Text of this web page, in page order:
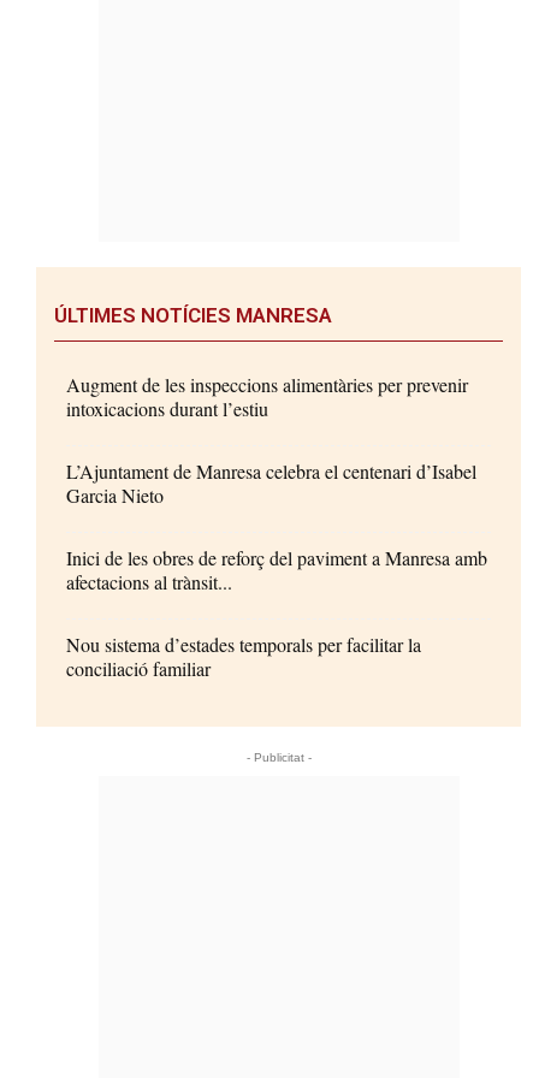
ÚLTIMES NOTÍCIES MANRESA
Augment de les inspeccions alimentàries per prevenir
intoxicacions durant l’estiu
L’Ajuntament de Manresa celebra el centenari d’Isabel
Garcia Nieto
Inici de les obres de reforç del paviment a Manresa amb
afectacions al trànsit...
Nou sistema d’estades temporals per facilitar la
conciliació familiar
- Publicitat -